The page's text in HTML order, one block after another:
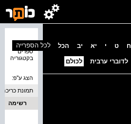
ח ט י יא יב הכל
לדוברי ערבית לכולם
ספרים
בקטגוריה
לכל הספרייה
הצג ע''פ:
תמונת כריכה
רשימה